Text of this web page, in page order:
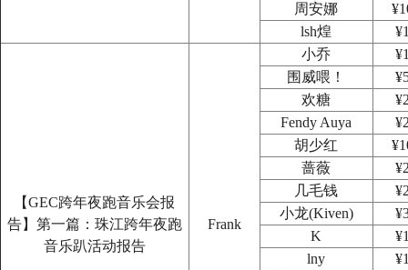
周安娜
lsh煌
【GEC跨年夜跑音乐会报
告】第一篇：珠江跨年夜跑
音乐趴活动报告
Frank
小乔
围威喂！
欢糖
Fendy Auya
胡少红
蔷薇
几毛钱
小龙(Kiven)
K
lny